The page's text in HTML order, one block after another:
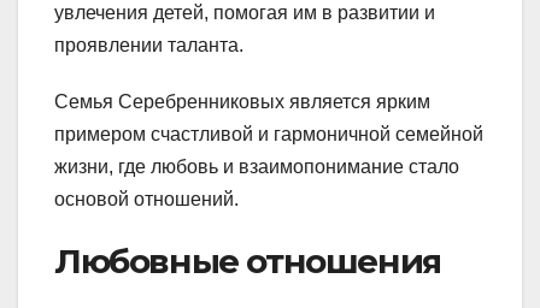
увлечения детей, помогая им в развитии и
проявлении таланта.
Семья Серебренниковых является ярким
примером счастливой и гармоничной семейной
жизни, где любовь и взаимопонимание стало
основой отношений.
Любовные отношения